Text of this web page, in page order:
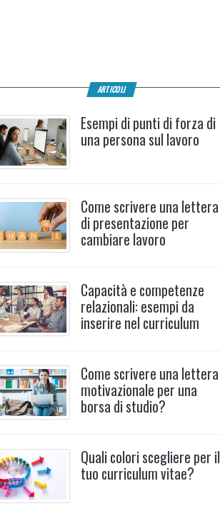
ARTICOLI
Esempi di punti di forza di
una persona sul lavoro
Come scrivere una lettera
di presentazione per
cambiare lavoro
Capacità e competenze
relazionali: esempi da
inserire nel curriculum
Come scrivere una lettera
motivazionale per una
borsa di studio?
Quali colori scegliere per il
tuo curriculum vitae?